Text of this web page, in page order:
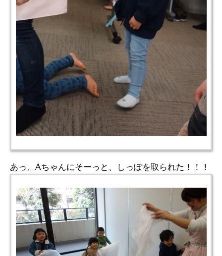
あっ、Aちゃんにそーっと、しっぽを取られた！！！